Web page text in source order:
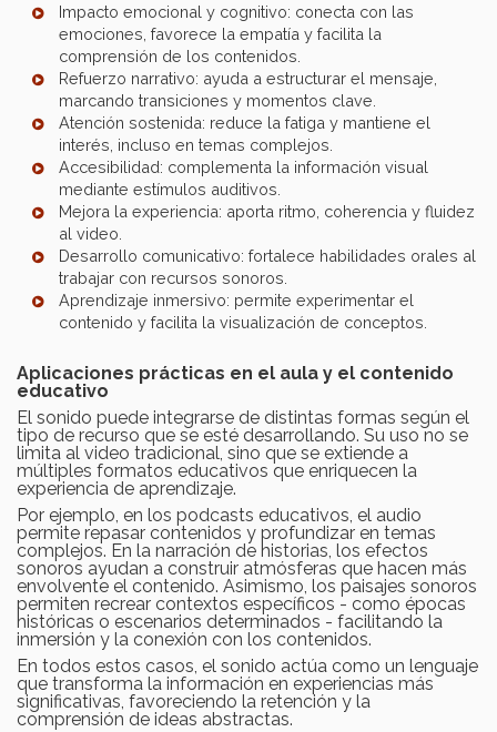
Impacto emocional y cognitivo: conecta con las
emociones, favorece la empatía y facilita la
comprensión de los contenidos.
Refuerzo narrativo: ayuda a estructurar el mensaje,
marcando transiciones y momentos clave.
Atención sostenida: reduce la fatiga y mantiene el
interés, incluso en temas complejos.
Accesibilidad: complementa la información visual
mediante estímulos auditivos.
Mejora la experiencia: aporta ritmo, coherencia y fluidez
al video.
Desarrollo comunicativo: fortalece habilidades orales al
trabajar con recursos sonoros.
Aprendizaje inmersivo: permite experimentar el
contenido y facilita la visualización de conceptos.
Aplicaciones prácticas en el aula y el contenido
educativo
El sonido puede integrarse de distintas formas según el
tipo de recurso que se esté desarrollando. Su uso no se
limita al video tradicional, sino que se extiende a
múltiples formatos educativos que enriquecen la
experiencia de aprendizaje.
Por ejemplo, en los podcasts educativos, el audio
permite repasar contenidos y profundizar en temas
complejos. En la narración de historias, los efectos
sonoros ayudan a construir atmósferas que hacen más
envolvente el contenido. Asimismo, los paisajes sonoros
permiten recrear contextos específicos - como épocas
históricas o escenarios determinados - facilitando la
inmersión y la conexión con los contenidos.
En todos estos casos, el sonido actúa como un lenguaje
que transforma la información en experiencias más
significativas, favoreciendo la retención y la
comprensión de ideas abstractas.